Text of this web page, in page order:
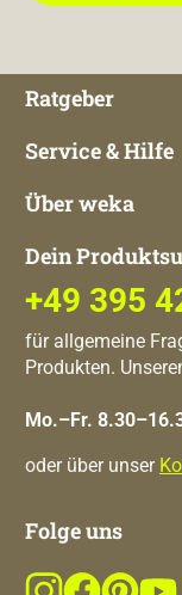
Ratgeber
Service & Hilfe
Über weka
Dein
+49 395
für allgemeine
Produkten.
Mo.–Fr.
oder über unser
Folge uns